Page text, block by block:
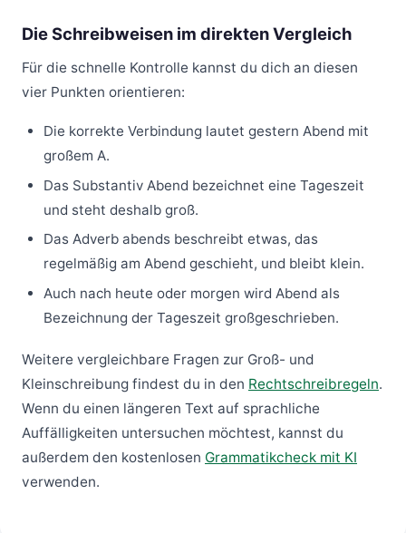
Die Schreibweisen im direkten Vergleich
Für die schnelle Kontrolle kannst du dich an diesen
vier Punkten orientieren:
Die korrekte Verbindung lautet gestern Abend mit
großem A.
Das Substantiv Abend bezeichnet eine Tageszeit
und steht deshalb groß.
Das Adverb abends beschreibt etwas, das
regelmäßig am Abend geschieht, und bleibt klein.
Auch nach heute oder morgen wird Abend als
Bezeichnung der Tageszeit großgeschrieben.
Weitere vergleichbare Fragen zur Groß- und
Kleinschreibung findest du in den Rechtschreibregeln.
Wenn du einen längeren Text auf sprachliche
Auffälligkeiten untersuchen möchtest, kannst du
außerdem den kostenlosen Grammatikcheck mit KI
verwenden.